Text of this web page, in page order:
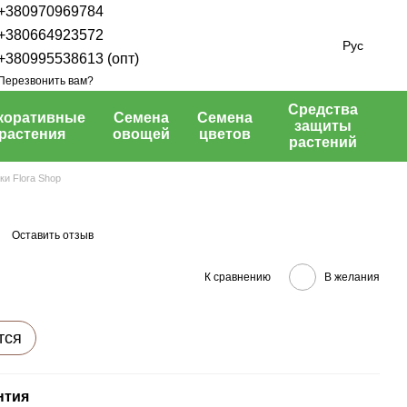
(опт)
вам?
Рус
растения
Семена
овощей
Семена
цветов
Средства
защиты
растений
Flora Shop
Оставить отзыв
К сравнению В желания